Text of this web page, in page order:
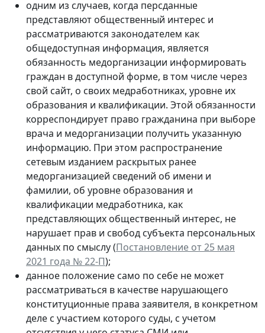
одним из случаев, когда персданные
представляют общественный интерес и
рассматриваются законодателем как
общедоступная информация, является
обязанность медорганизации информировать
граждан в доступной форме, в том числе через
свой сайт, о своих медработниках, уровне их
образования и квалификации. Этой обязанности
корреспондирует право гражданина при выборе
врача и медорганизации получить указанную
информацию. При этом распространение
сетевым изданием раскрытых ранее
медорганизацией сведений об имени и
фамилии, об уровне образования и
квалификации медработника, как
представляющих общественный интерес, не
нарушает прав и свобод субъекта персональных
данных по смыслу (Постановление от 25 мая
2021 года № 22-П);
данное положение само по себе не может
рассматриваться в качестве нарушающего
конституционные права заявителя, в конкретном
деле с участием которого суды, с учетом